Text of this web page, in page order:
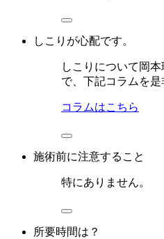
しこりが心配です。
しこりについて岡
で、下記コラムを是
コラムはこちら
施術前に注意すること
特にありません。
所要時間は？